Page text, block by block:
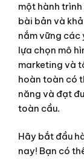
một hành
bài bản và
nắm vững các
lựa chọn mô
marketing và
hoàn toàn có
năng và đạt
toàn cầu.
Hãy bắt đầu
nay! Bạn có